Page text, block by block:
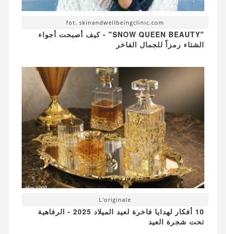
fot. skinandwellbeingclinic.com
"SNOW QUEEN BEAUTY" - كيف أصبحت أجواء
الشتاء رمزاً للجمال الفاخر
L'originale
10 أفكار لهدايا فاخرة لعيد الميلاد 2025 - الرفاهية
تحت شجرة العيد